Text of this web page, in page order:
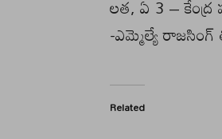
లత, ఏ 3 – కేంద్ర
-ఎమ్మెల్యే
Related